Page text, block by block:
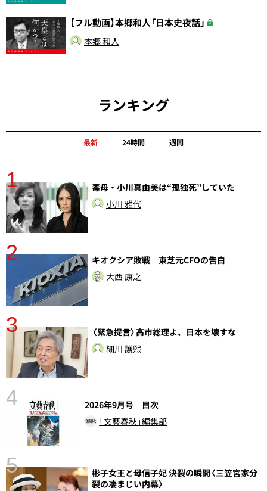
【フル動画】本郷和人「日本史夜話」
本郷 和人
ランキング
最新 24時間 週間
1
毒母・小川真由美は“孤独死”していた
小川 雅代
2
キオクシア敗戦 東芝元CFOの告白
大西 康之
3
〈緊急提言〉高市総理よ、日本を壊すな
細川 護熙
4
2026年9月号 目次
「文藝春秋」編集部
5
彬子女王と母信子妃 決裂の瞬間〈三笠宮家分
裂の凄まじい内幕〉